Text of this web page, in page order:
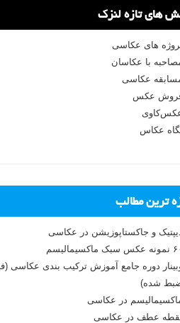
های تازه لنزک
های عکاسی
با عکاسان
عکاسی
عکس
عکاس
ترین مطالب
و جاکستا‌پوزیشن در عکاسی
سبک ماکسیمالیسم
دوره جامع آموزش ترکیب بندی عکاسی
شده)
در عکاسی
عطف در عکاسی